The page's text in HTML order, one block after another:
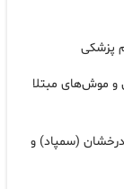
و موش‌های مبتلا
درخشان (سمپاد) و